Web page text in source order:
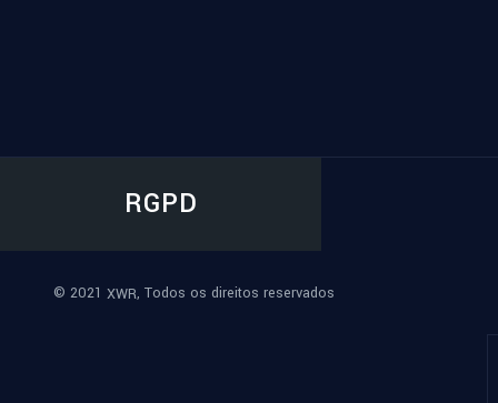
RGPD
© 2021 XWR, Todos os direitos reservados